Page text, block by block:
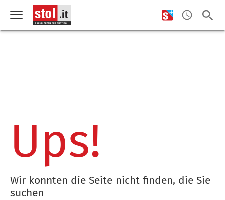
Ups!
Wir konnten die Seite nicht finden, die Sie
suchen